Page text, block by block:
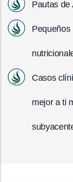
Pautas de
Pequeños
Casos
mejor a ti